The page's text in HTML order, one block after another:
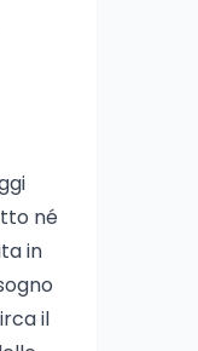
né
in
il